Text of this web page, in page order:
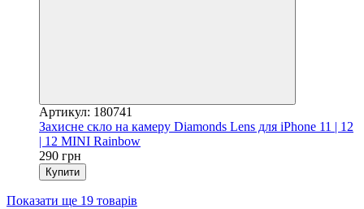
Артикул: 180741
Захисне скло на камеру Diamonds Lens для iPhone 11 | 12
| 12 MINI Rainbow
290 грн
Купити
Показати ще 19 товарів